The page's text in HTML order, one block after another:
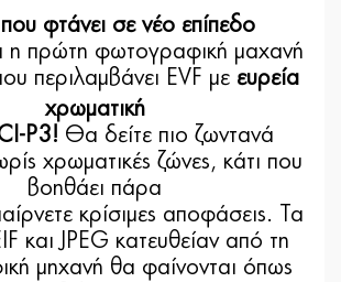
φτάνει σε νέο επίπεδο
η πρώτη φωτογραφική μαχανή
περιλαμβάνει EVF με ευρεία
χρωματική
P3! Θα δείτε πιο ζωντανά
χρωματικές ζώνες, κάτι που
βοηθάει πάρα
κρίσιμες αποφάσεις. Τα
και JPEG κατευθείαν από τη
μηχανή θα φαίνονται όπως